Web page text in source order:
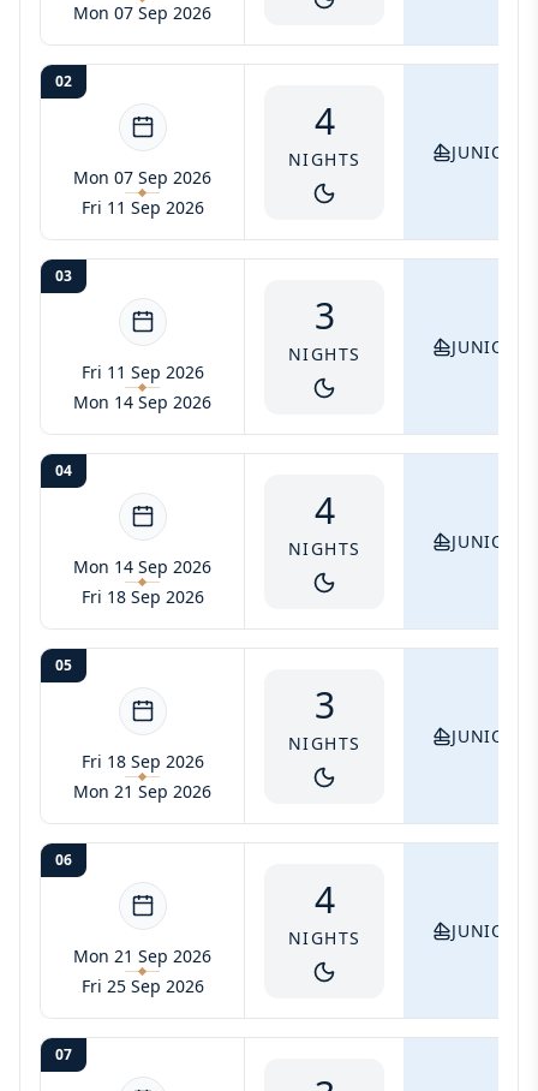
Mon 07 Sep 2026
02
Mon 07 Sep 2026
Fri 11 Sep 2026
4
NIGHTS JUNIOR
03
Fri 11 Sep 2026
Mon 14 Sep 2026
3
NIGHTS JUNIOR
04
Mon 14 Sep 2026
Fri 18 Sep 2026
4
NIGHTS JUNIOR
05
Fri 18 Sep 2026
Mon 21 Sep 2026
3
NIGHTS JUNIOR
06
Mon 21 Sep 2026
Fri 25 Sep 2026
4
NIGHTS JUNIOR
07